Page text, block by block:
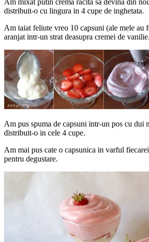
distribuit-o cu lingura in 4 cupe de inghetata.
Am taiat feliute vreo 10 capsuni (ale mele au
aranjat intr-un strat deasupra cremei de vanilie.
Am pus spuma de capsuni intr-un pos cu dui
distribuit-o in cele 4 cupe.
Am mai pus cate o capsunica in varful
pentru degustare.